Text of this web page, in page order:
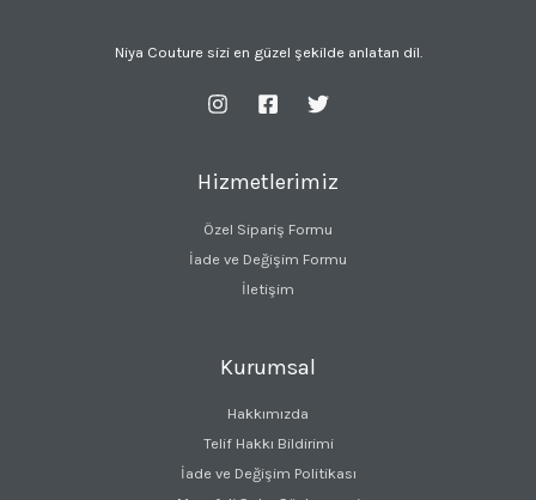
Niya Couture sizi en güzel şekilde anlatan dil.
Hizmetlerimiz
Özel Sipariş Formu
İade ve Değişim Formu
İletişim
Kurumsal
Hakkımızda
Telif Hakkı Bildirimi
İade ve Değişim Politikası